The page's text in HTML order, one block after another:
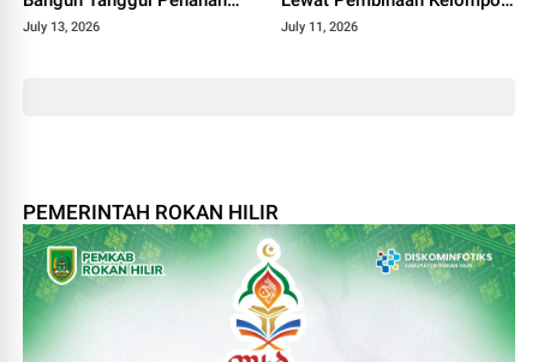
Gelombang
July 13, 2026
Tani Tunas Harapan Maju
July 11, 2026
PEMERINTAH ROKAN HILIR